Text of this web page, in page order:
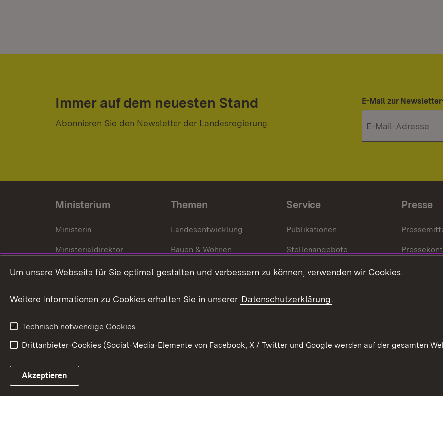
Immer auf dem neuesten Stand
Abonnieren Sie den Newsletter der Landesregierung.
E-Mail zur
Ministerium
Ministerin
Ministerialdirektor
Organisation und Aufgaben
Themen
Landesentwicklung
Bauen & Wohnen
Städtebau
Service
Publikationen
Stellenangebote
Kontakt
Presse
Link zum Landesportal
Um unsere Webseite für Sie optimal gestalten und verbessern zu können, verwenden wir Cookies.
Weitere Informationen zu Cookies erhalten Sie in unserer Datenschutzerklärung.
Technisch notwendige Cookies
Drittanbieter-Cookies (Social-Media-Elemente von Facebook, X / Twitter und Google werden auf der gesamten
Akzeptieren